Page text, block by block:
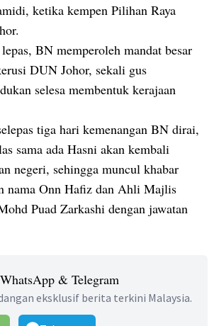
ketika kempen Pilihan Raya
BN memperoleh mandat besar
DUN Johor, sekali gus
selesa membentuk kerajaan
tiga hari kemenangan BN dirai,
sama ada Hasni akan kembali
negeri, sehingga muncul khabar
nama Onn Hafiz dan Ahli Majlis
Puad Zarkashi dengan jawatan
& Telegram
eksklusif berita terkini Malaysia.